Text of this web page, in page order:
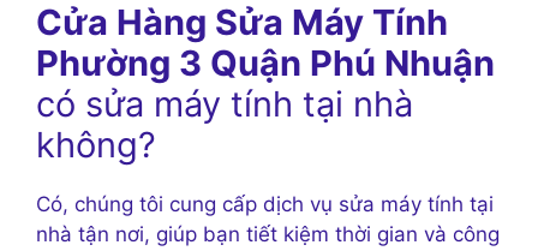
Cửa Hàng Sửa Máy Tính
Phường 3 Quận Phú Nhuận
có sửa máy tính tại nhà
không?
Có, chúng tôi cung cấp dịch vụ sửa máy tính tại
nhà tận nơi, giúp bạn tiết kiệm thời gian và công